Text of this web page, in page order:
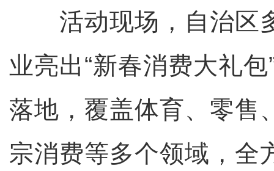
活动现场，自治区
业亮出“新春消费大礼
落地，覆盖体育、零售
宗消费等多个领域，全